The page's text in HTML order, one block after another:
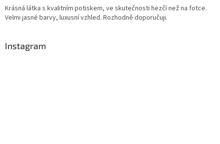
Krásná látka s kvalitním potiskem, ve skutečnosti hezčí než na fotce.
Velmi jasné barvy, luxusní vzhled. Rozhodně doporučuji.
Instagram